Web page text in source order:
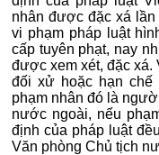
nhân được đặc xá
vi phạm pháp luật
cấp tuyên phạt, nay
được xem xét, đặc xá.
đối xử hoặc hạn chế
phạm nhân đó là
nước ngoài, nếu
định của pháp luật
Văn phòng Chủ tịch